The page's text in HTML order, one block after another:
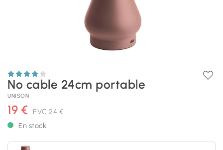
No cable 24cm portable
UNISON
19 € PVC 24 €
En stock